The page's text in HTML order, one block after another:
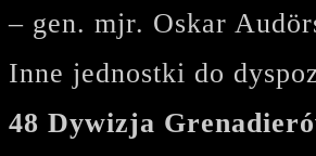
– gen. mjr. Oskar
Inne jednostki do
48 Dywizja